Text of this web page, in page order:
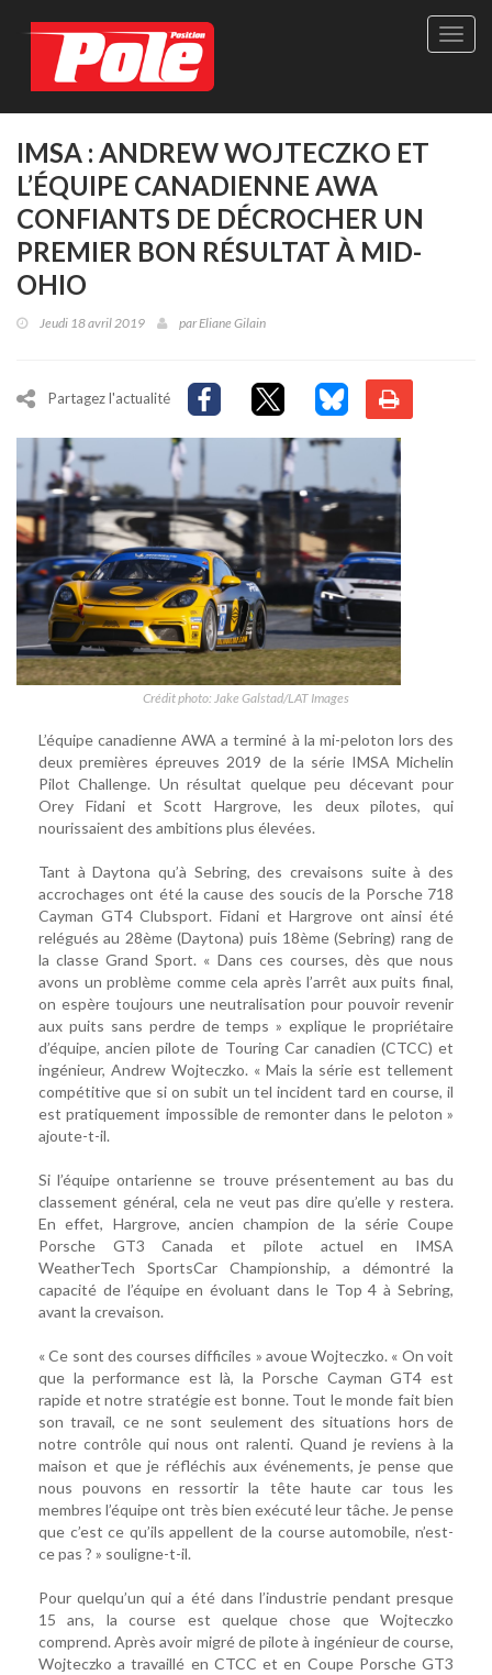
Site
IMSA : ANDREW WOJTECZKO ET
L’ÉQUIPE CANADIENNE AWA
CONFIANTS DE DÉCROCHER UN
PREMIER BON RÉSULTAT À MID-
OHIO
Jeudi 18 avril 2019 parEliane Gilain
Partagez l'actualité
Crédit photo: Jake Galstad/LAT Images
L’équipe canadienne AWA a terminé à la mi-peloton lors des
deux premières épreuves 2019 de la série IMSA Michelin
Pilot Challenge. Un résultat quelque peu décevant pour
Orey Fidani et Scott Hargrove, les deux pilotes, qui
nourissaient des ambitions plus élevées.
Tant à Daytona qu’à Sebring, des crevaisons suite à des
accrochages ont été la cause des soucis de la Porsche 718
Cayman GT4 Clubsport. Fidani et Hargrove ont ainsi été
relégués au 28ème (Daytona) puis 18ème (Sebring) rang de
la classe Grand Sport. « Dans ces courses, dès que nous
avons un problème comme cela après l’arrêt aux puits final,
on espère toujours une neutralisation pour pouvoir revenir
aux puits sans perdre de temps » explique le propriétaire
d’équipe, ancien pilote de Touring Car canadien (CTCC) et
ingénieur, Andrew Wojteczko. « Mais la série est tellement
compétitive que si on subit un tel incident tard en course, il
est pratiquement impossible de remonter dans le peloton »
ajoute-t-il.
Si l’équipe ontarienne se trouve présentement au bas du
classement général, cela ne veut pas dire qu’elle y restera.
En effet, Hargrove, ancien champion de la série Coupe
Porsche GT3 Canada et pilote actuel en IMSA
WeatherTech SportsCar Championship, a démontré la
capacité de l’équipe en évoluant dans le Top 4 à Sebring,
avant la crevaison.
« Ce sont des courses difficiles » avoue Wojteczko. « On voit
que la performance est là, la Porsche Cayman GT4 est
rapide et notre stratégie est bonne. Tout le monde fait bien
son travail, ce ne sont seulement des situations hors de
notre contrôle qui nous ont ralenti. Quand je reviens à la
maison et que je réfléchis aux événements, je pense que
nous pouvons en ressortir la tête haute car tous les
membres l’équipe ont très bien exécuté leur tâche. Je pense
que c’est ce qu’ils appellent de la course automobile, n’est-
ce pas ? » souligne-t-il.
Pour quelqu’un qui a été dans l’industrie pendant presque
15 ans, la course est quelque chose que Wojteczko
comprend. Après avoir migré de pilote à ingénieur de course,
Wojteczko a travaillé en CTCC et en Coupe Porsche GT3